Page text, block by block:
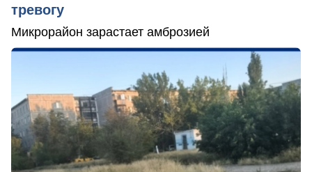
тревогу
Микрорайон зарастает амброзией